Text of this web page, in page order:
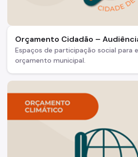
Orçamento Cidadão –
Espaços de participação social para
orçamento municipal.